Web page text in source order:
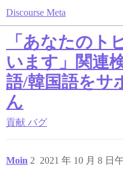
Discourse Meta
「あなたのト
います」関連
語/韓国語をサ
ん
貢献 バグ
Moin 2021 年 10 月 8 日
2